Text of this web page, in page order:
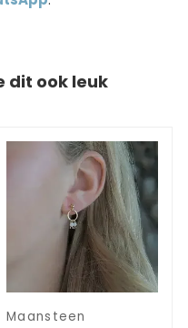
dit ook leuk
Maansteen